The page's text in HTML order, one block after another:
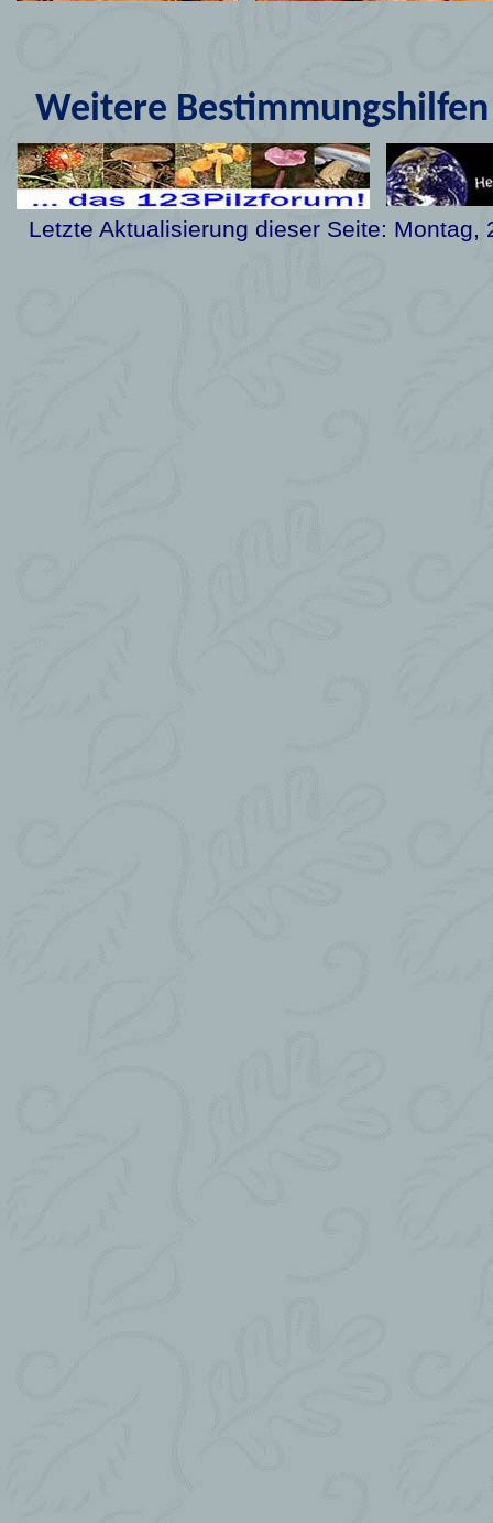
Weitere
Letzte Aktualisierung dieser Seite: Montag,